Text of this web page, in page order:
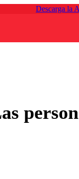
Descarga la